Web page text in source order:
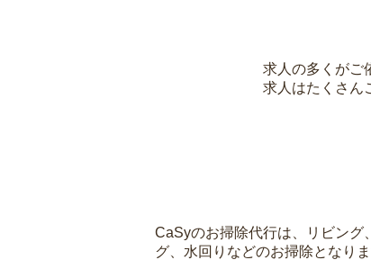
求人の多くがご
求人はたくさん
CaSyのお掃除代行は、リビング
グ、水回りなどのお掃除となりま